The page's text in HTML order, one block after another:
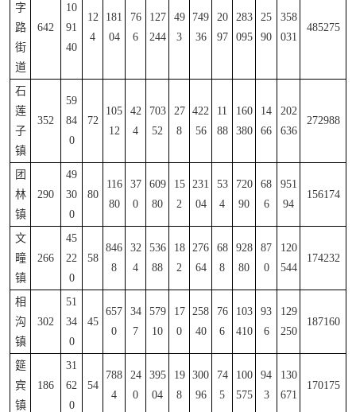
字
路
街
道
642
10
91
40
12
4
181
04
76
6
127
244
49
3
749
36
20
97
283
095
25
90
358
031
485275
石
莲
子
镇
352
59
84
0
72
105
12
42
4
703
52
27
8
422
56
11
88
160
380
14
66
202
636
272988
团
林
镇
290
49
30
0
80
116
80
37
0
609
80
15
2
231
04
53
4
720
90
68
6
951
94
156174
文
疃
镇
266
45
22
0
58
846
8
32
4
536
88
18
2
276
64
68
8
928
80
87
0
120
544
174232
相
沟
镇
302
51
34
0
45
657
0
34
7
579
10
17
0
258
40
76
6
103
410
93
6
129
250
187160
筵
宾
镇
186
31
62
0
54
788
4
24
0
395
04
19
8
300
96
74
5
100
575
94
3
130
671
170175